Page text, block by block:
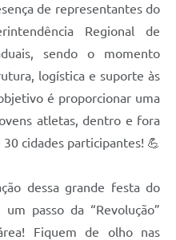
de representantes do
Regional de
sendo o momento
logística e suporte às
é proporcionar uma
atletas, dentro e fora
cidades participantes! 💪
dessa grande festa do
passo da “Revolução”
Fiquem de olho nas